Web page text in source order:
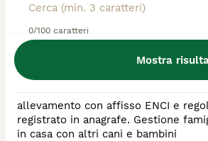
0/100 caratteri
Mostra
animali disponibili
allevamento con affisso ENCI e
registrato in anagrafe. Gestione
in casa con altri cani e bambini